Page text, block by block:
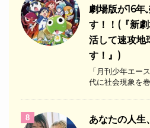
劇場版が16年
す！！(『新
活して速攻地
す！』)
「月刊少年エー
代に社会現象を
8
あなたの人生